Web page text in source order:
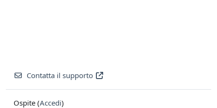
Contatta il supporto
Ospite (Accedi)